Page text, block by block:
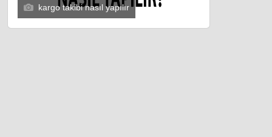
kargo takibi nasıl yapılır